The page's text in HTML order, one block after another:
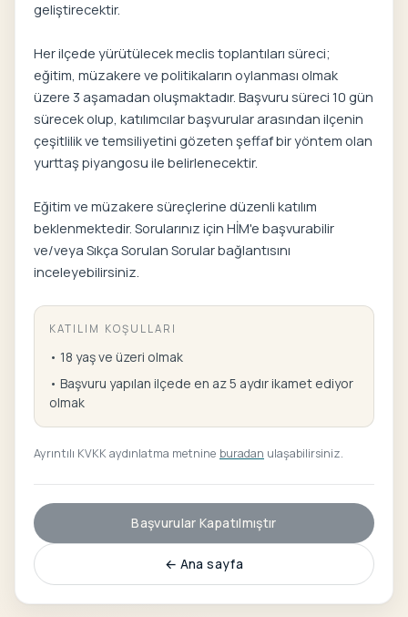
geliştirecektir.
Her ilçede yürütülecek meclis toplantıları süreci;
eğitim, müzakere ve politikaların oylanması olmak
üzere 3 aşamadan oluşmaktadır. Başvuru süreci 10 gün
sürecek olup, katılımcılar başvurular arasından ilçenin
çeşitlilik ve temsiliyetini gözeten şeffaf bir yöntem olan
yurttaş piyangosu ile belirlenecektir.
Eğitim ve müzakere süreçlerine düzenli katılım
beklenmektedir. Sorularınız için HİM'e başvurabilir
ve/veya Sıkça Sorulan Sorular bağlantısını
inceleyebilirsiniz.
KATILIM KOŞULLARI
• 18 yaş ve üzeri olmak
• Başvuru yapılan ilçede en az 5 aydır ikamet ediyor
olmak
Ayrıntılı KVKK aydınlatma metnine buradan ulaşabilirsiniz.
← Ana sayfa
Başvurular Kapatılmıştır